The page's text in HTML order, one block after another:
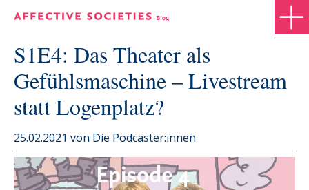
S1E4: Das Theater als
Gefühlsmaschine – Livestream
statt Logenplatz?
25.02.2021 von Die Podcaster:innen